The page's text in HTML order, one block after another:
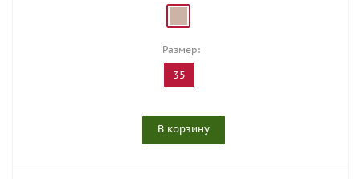
Размер:
35
В корзину